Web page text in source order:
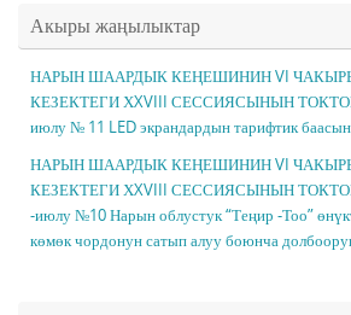
Акыры жаңылыктар
НАРЫН ШААРДЫК КЕҢЕШИНИН VI
КЕЗЕКТЕГИ ХXVIII СЕССИЯСЫНЫН
июлу № 11 LED экрандардын тарифтик
НАРЫН ШААРДЫК КЕҢЕШИНИН VI
КЕЗЕКТЕГИ ХXVIII СЕССИЯСЫНЫН
-июлу №10 Нарын облустук “Теңир -Тоо”
көмөк чордонун сатып алуу боюнча